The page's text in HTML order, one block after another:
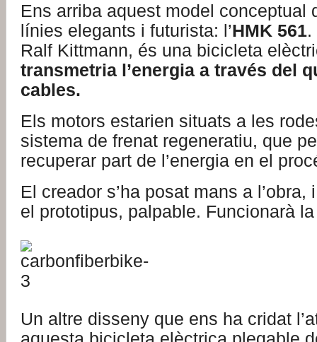
Ens arriba aquest model conceptual
línies elegants i futurista: l’HMK 561.
Ralf Kittmann, és una bicicleta
transmetria l’energia a través del
cables.
Els motors estarien situats a les
sistema de frenat regeneratiu, que
recuperar part de l’energia en el
El creador s’ha posat mans a
el prototipus, palpable. Funcionarà
Un altre disseny que ens ha cridat